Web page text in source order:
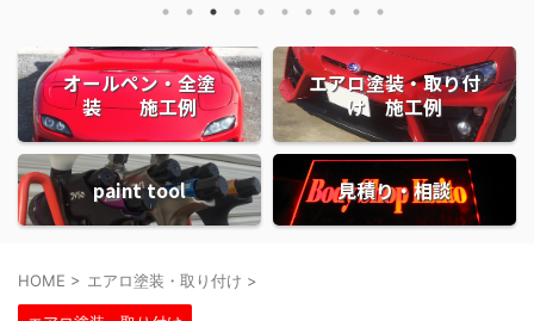
オールペン・全塗
装 施工例
エアロ塗装・取り付
け 施工例
paint tool 見積り・相談
HOME > エアロ塗装・取り付け >